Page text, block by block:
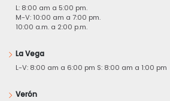
L: 8:00 am a 5:00 pm.
M-V: 10:00 am a 7:00 pm.
10:00 a.m. a 2:00 p.m.
La Vega
L-V: 8:00 am a 6:00 pm S: 8:00 am a 1:00 pm
Verón